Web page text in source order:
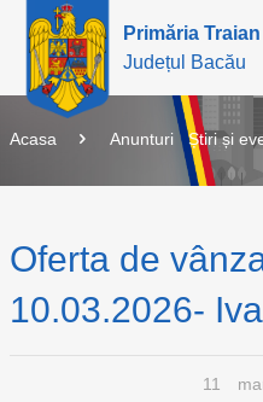
Primăria Traian
Județul Bacău
Acasa Anunturi Știri și
Oferta de
10.03.2026-
11